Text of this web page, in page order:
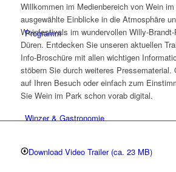
Programm
Winzer & Gastronomie
Willkommen im Medienbereich von Wein
ausgewählte Einblicke in die Atmosphäre
Weinfestivals im wundervollen Willy-
Düren. Entdecken Sie unseren aktuellen
Info-Broschüre mit allen wichtigen
stöbern Sie durch weiteres Pressematerial.
auf Ihren Besuch oder einfach zum
Sie Wein im Park schon vorab digital.
Download Video Trailer (ca. 23 MB)